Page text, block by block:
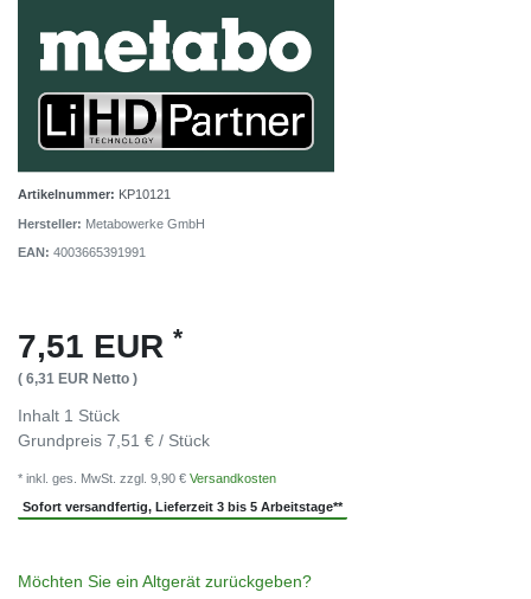
Artikelnummer: KP10121
Hersteller: Metabowerke GmbH
EAN: 4003665391991
7,51 EUR *
( 6,31 EUR Netto )
Inhalt 1 Stück
Grundpreis 7,51 € / Stück
* inkl. ges. MwSt. zzgl. 9,90 € Versandkosten
Sofort versandfertig, Lieferzeit 3 bis 5 Arbeitstage**
Möchten Sie ein Altgerät zurückgeben?